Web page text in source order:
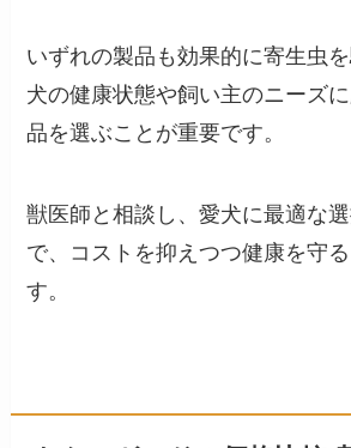
いずれの製品も効果的に寄生虫を
犬の健康状態や飼い主のニーズ
品を選ぶことが重要です。
獣医師と相談し、愛犬に最適な
で、コストを抑えつつ健康を守
す。